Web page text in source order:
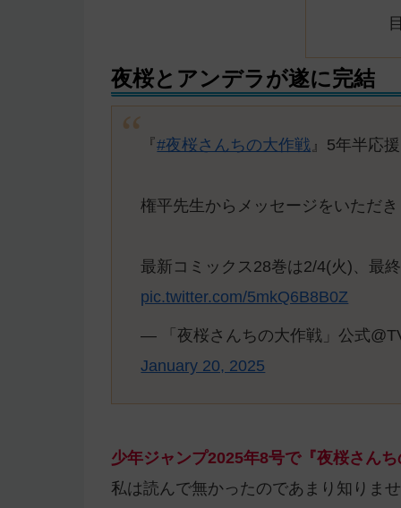
夜桜とアンデラが遂に完結
『#夜桜さんちの大作戦 』5年半応
権平先生からメッセージをいただ
最新コミックス28巻は2/4(火)、最
pic.twitter.com/5mkQ6B8B0Z
— 「夜桜さんちの大作戦」公式
January 20, 2025
少年ジャンプ2025年8号で『夜桜さん
私は読んで無かったのであまり知りま